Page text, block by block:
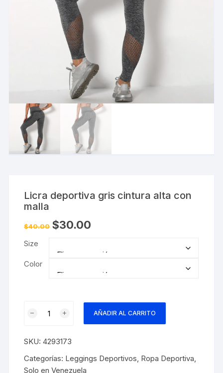
Licra deportiva gris cintura alta con
malla
$40.00 El
precio
$40.00.
$30.00
$30.00.
Size
Color
deportiva
cintura
alta
con
AÑADIR AL CARRITO
SKU:4293173
Categorías: Leggings Deportivos, Ropa Deportiva,
Solo en Venezuela